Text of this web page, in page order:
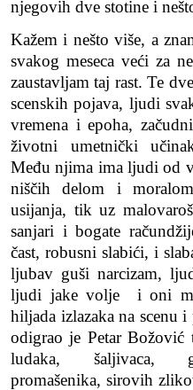
njegovih dve stotine i
Kažem i nešto više, a
svakog meseca veći za
zaustavljam taj rast. Te
scenskih pojava, ljudi
vremena i epoha,
životni umetnički
Među njima ima ljudi od
niščih delom i
usijanja, tik uz
sanjari i bogate
čast, robusni slabići, i
ljubav guši narcizam,
ljudi jake volje i oni
hiljada izlazaka na scenu
odigrao je Petar
ludaka, šaljivaca,
promašenika, sirovih